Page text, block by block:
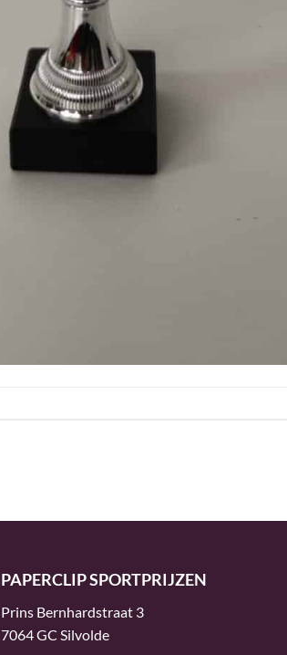
PAPERCLIP SPORTPRIJZEN
Prins Bernhardstraat 3
7064 GC Silvolde